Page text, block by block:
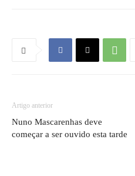
Artigo anterior
Nuno Mascarenhas deve
começar a ser ouvido esta tarde